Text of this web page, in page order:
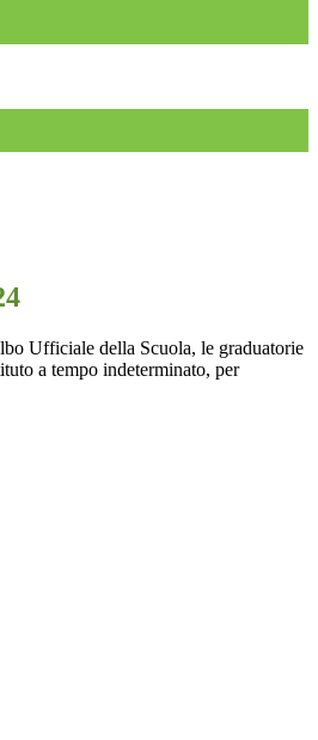
Ufficiale della Scuola, le graduatorie
a tempo indeterminato, per